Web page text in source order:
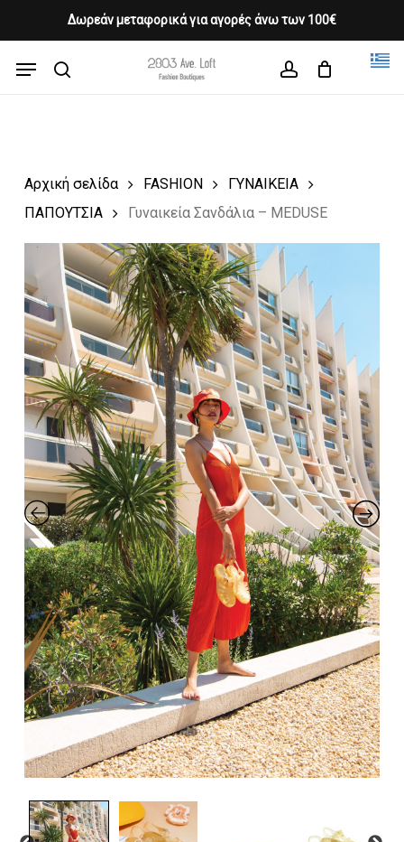
Δωρεάν μεταφορικά για αγορές άνω των 100€
content
Menu
Cart CLOSE
CART
Αρχική σελίδα FASHION
ΓΥΝΑΙΚΕΙΑ
ΠΑΠΟΥΤΣΙΑ
Γυναικεία Σανδάλια – MEDUSE
Close